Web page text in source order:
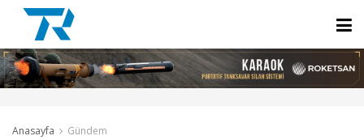
Anasayfa Gündem